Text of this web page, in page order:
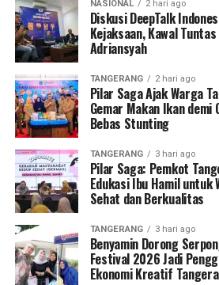
NASIONAL 2 hari ago
Diskusi DeepTalk
Kejaksaan, Kawal
Adriansyah
TANGERANG 2 hari ago
Pilar Saga Ajak Warga
Gemar Makan Ikan demi
Bebas Stunting
TANGERANG 3 hari ago
Pilar Saga: Pemkot
Edukasi Ibu Hamil untuk
Sehat dan Berkualitas
TANGERANG 3 hari ago
Benyamin Dorong
Festival 2026 Jadi
Ekonomi Kreatif